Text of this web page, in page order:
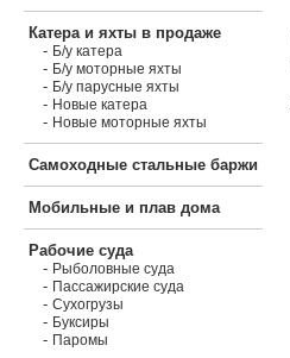
Катера и яхты в продаже
- Б/у катера
- Б/у моторные яхты
- Б/у парусные яхты
- Новые катера
- Новые моторные яхты
Самоходные стальные баржи
Мобильные и плав дома
Рабочие суда
- Рыболовные суда
- Пассажирские суда
- Сухогрузы
- Буксиры
- Паромы